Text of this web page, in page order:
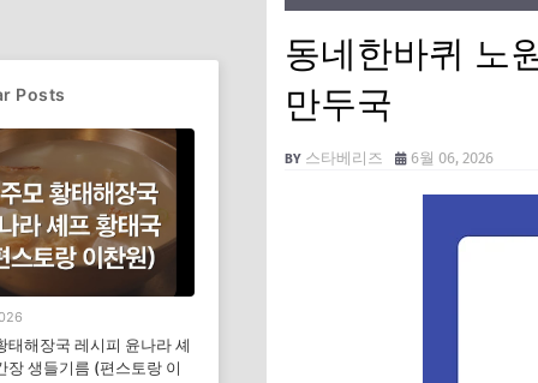
동네한바퀴 노
만두국
스타베리즈 6월 06, 2026
Posts
태해장국 레시피 윤나라 셰
장 생들기름 (편스토랑 이